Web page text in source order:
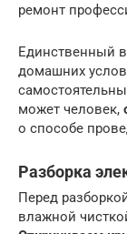
ремонт
Единственный
домашних
может человек,
о способе
Разборка
Перед
влажной